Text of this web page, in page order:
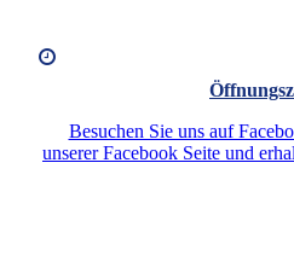
Besuchen Sie uns auf
unserer Facebook Seite und